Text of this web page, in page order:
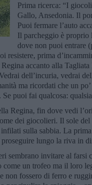
Prima ricerca: “I
Gallo, Ansedonia. Il
Puoi fermare l’auto
Il parcheggio è proprio
dove non puoi entrare
resistere, prima
accanto alla
dell’incuria, vedrai
ma ricordati che un
puoi fai qualcosa:
Regina, fin dove vedi
dei giocolieri. Il sole
sulla sabbia. La
lungo la riva in
sembrano invitare al farsi
un trofeo ma il loro
non fossero di ferro e